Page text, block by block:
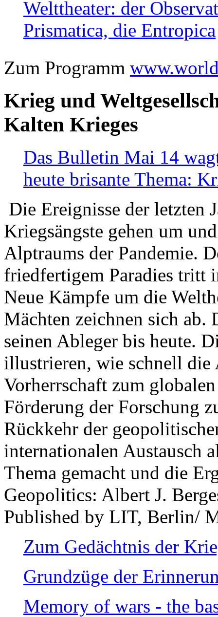
Welttheater: der
Prismatica, die Entropica
Zum Programm
Krieg und
Kalten Krieges
Das Bulletin Mai 14
heute brisante Thema:
Die Ereignisse der letzten
Kriegsängste gehen um
Alptraums der Pandemie.
friedfertigem Paradies tritt
Neue Kämpfe um die
Mächten zeichnen sich
seinen Ableger bis heute.
illustrieren, wie schnell die
Vorherrschaft zum
Förderung der Forschung
Rückkehr der
internationalen Austausch
Thema gemacht und die
Geopolitics: Albert J.
Published by LIT, Berlin/
Zum Gedächtnis der
Grundzüge der
Memory of wars - the